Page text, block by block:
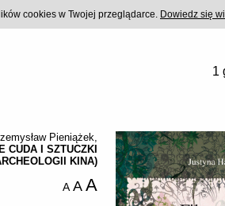
1
Pieniążek,
CUDA I SZTUCZKI
KINA)
A A A
cookies w Twojej przeglądarce. Dowiedz się